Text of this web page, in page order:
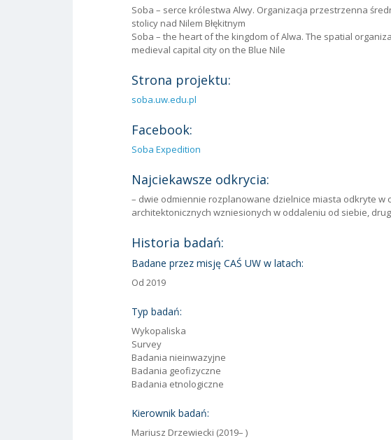
Soba – serce królestwa Alwy. Organizacja przestrzenna
stolicy nad Nilem Błękitnym
Soba – the heart of the kingdom of Alwa. The spatial
medieval capital city on the Blue Nile
Strona projektu:
soba.uw.edu.pl
Facebook:
Soba Expedition
Najciekawsze odkrycia:
– dwie odmiennie rozplanowane dzielnice miasta odkryte w
architektonicznych wzniesionych w oddaleniu od siebie,
Historia badań:
Badane przez misję CAŚ UW w latach:
Od 2019
Typ badań:
Wykopaliska
Survey
Badania nieinwazyjne
Badania geofizyczne
Badania etnologiczne
Kierownik badań:
Mariusz Drzewiecki (2019– )